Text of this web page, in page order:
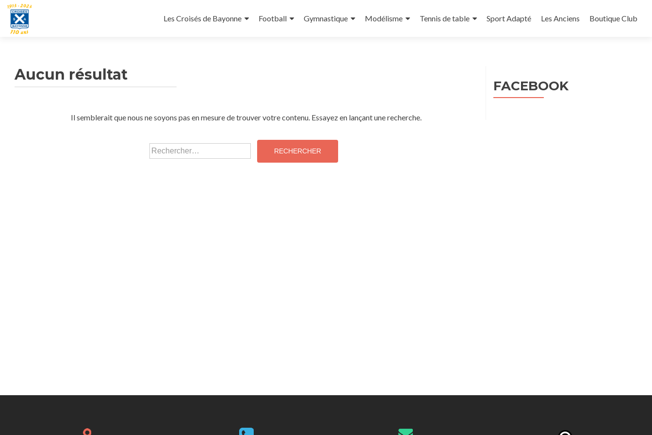
au
Les Croisés de Bayonne Football Gymnastique Modélisme Tennis de table Sport Adapté Les Anciens Boutique Club
Aucun résultat
Il semblerait que nous ne soyons pas en mesure de trouver votre contenu. Essayez en lançant une recherche.
Rechercher :
FACEBOOK